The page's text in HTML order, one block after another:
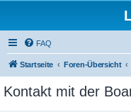
FAQ
Startseite Foren-Übersicht
Kontakt mit der